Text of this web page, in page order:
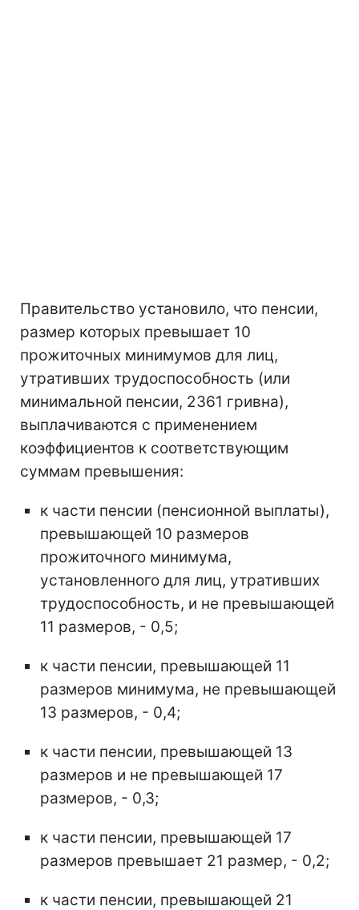
Правительство установило, что пенсии,
размер которых превышает 10
прожиточных минимумов для лиц,
утративших трудоспособность (или
минимальной пенсии, 2361 гривна),
выплачиваются с применением
коэффициентов к соответствующим
суммам превышения:
к части пенсии (пенсионной выплаты),
превышающей 10 размеров
прожиточного минимума,
установленного для лиц, утративших
трудоспособность, и не превышающей
11 размеров, - 0,5;
к части пенсии, превышающей 11
размеров минимума, не превышающей
13 размеров, - 0,4;
к части пенсии, превышающей 13
размеров и не превышающей 17
размеров, - 0,3;
к части пенсии, превышающей 17
размеров превышает 21 размер, - 0,2;
к части пенсии, превышающей 21